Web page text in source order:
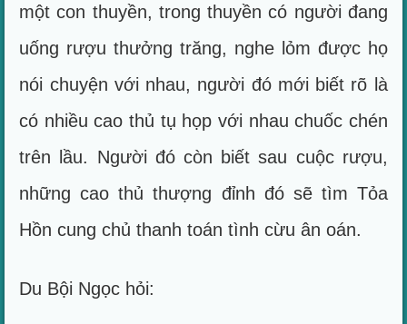
một con thuyền, trong thuyền có người đang
uống rượu thưởng trăng, nghe lỏm được họ
nói chuyện với nhau, người đó mới biết rõ là
có nhiều cao thủ tụ họp với nhau chuốc chén
trên lầu. Người đó còn biết sau cuộc rượu,
những cao thủ thượng đỉnh đó sẽ tìm Tỏa
Hồn cung chủ thanh toán tình cừu ân oán.
Du Bội Ngọc hỏi: